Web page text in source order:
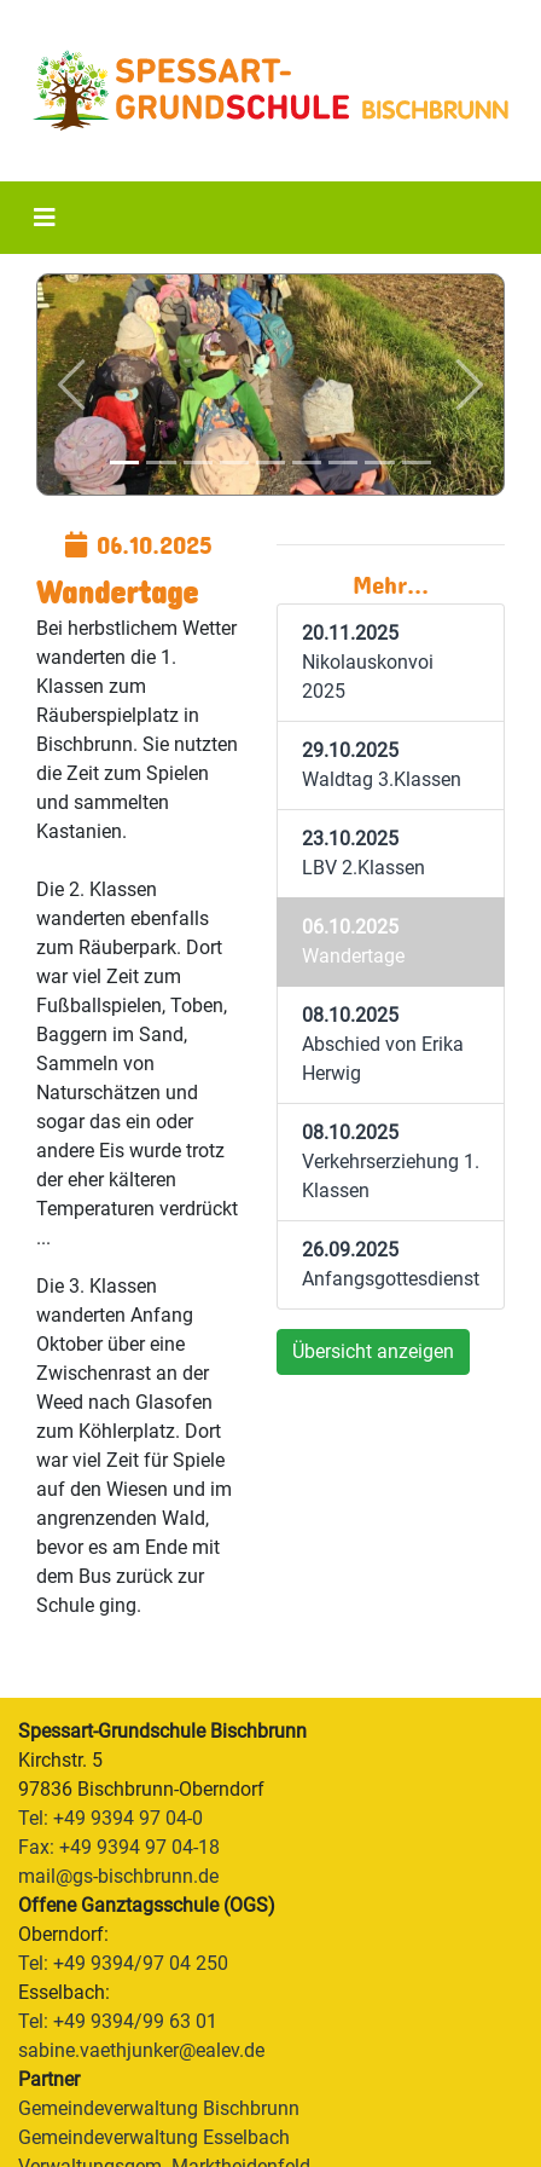
Previous Next
06.10.2025
Wandertage
Bei herbstlichem Wetter
wanderten die 1.
Klassen zum
Räuberspielplatz in
Bischbrunn. Sie nutzten
die Zeit zum Spielen
und sammelten
Kastanien.
Die 2. Klassen
wanderten ebenfalls
zum Räuberpark. Dort
war viel Zeit zum
Fußballspielen, Toben,
Baggern im Sand,
Sammeln von
Naturschätzen und
sogar das ein oder
andere Eis wurde trotz
der eher kälteren
Temperaturen verdrückt
...
Die 3. Klassen
wanderten Anfang
Oktober über eine
Zwischenrast an der
Weed nach Glasofen
zum Köhlerplatz. Dort
war viel Zeit für Spiele
auf den Wiesen und im
angrenzenden Wald,
bevor es am Ende mit
dem Bus zurück zur
Schule ging.
Mehr...
20.11.2025
Nikolauskonvoi
2025
29.10.2025
Waldtag 3.Klassen
23.10.2025
LBV 2.Klassen
06.10.2025
Wandertage
08.10.2025
Abschied von Erika
Herwig
08.10.2025
Verkehrserziehung 1.
Klassen
26.09.2025
Anfangsgottesdienst
Übersicht anzeigen
Spessart-Grundschule Bischbrunn
Kirchstr. 5
97836 Bischbrunn-Oberndorf
Tel: +49 9394 97 04-0
Fax: +49 9394 97 04-18
mail@gs-bischbrunn.de
Offene Ganztagsschule (OGS)
Oberndorf:
Tel: +49 9394/97 04 250
Esselbach:
Tel: +49 9394/99 63 01
sabine.vaethjunker@ealev.de
Partner
Gemeindeverwaltung Bischbrunn
Gemeindeverwaltung Esselbach
Um unsere Webseite für Sie optimal zu gestalten und